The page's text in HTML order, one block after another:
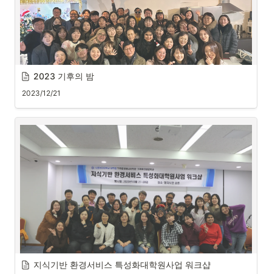
2023 기후의 밤
2023/12/21
지식기반 환경서비스 특성화대학원사업 워크샵